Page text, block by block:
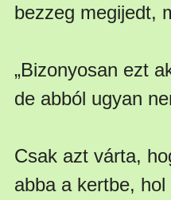
bezzeg megijedt,
„Bizonyosan ezt
de abból ugyan
Csak azt várta,
abba a kertbe,